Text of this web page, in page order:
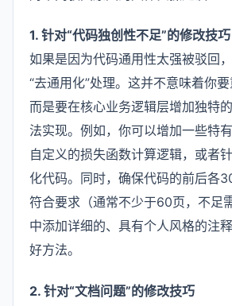
1. 针对“代码独创性不足”的修改技巧
如果是因为代码通用性太强被驳回
“去通用化”处理。这并不意味着你要
而是要在核心业务逻辑层增加独特
法实现。例如，你可以增加一些特
自定义的损失函数计算逻辑，或者
化代码。同时，确保代码的前后各
符合要求（通常不少于60页，不足
中添加详细的、具有个人风格的注
好方法。
2. 针对“文档问题”的修改技巧